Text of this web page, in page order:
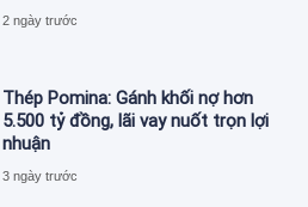
2 ngày trước
Thép Pomina: Gánh khối nợ hơn
5.500 tỷ đồng, lãi vay nuốt trọn lợi
nhuận
3 ngày trước